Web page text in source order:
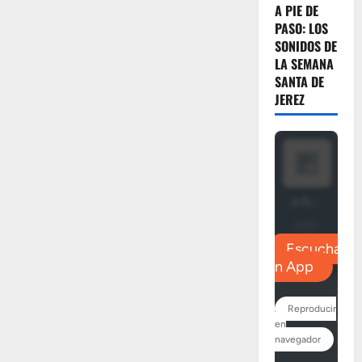
A PIE DE
PASO: LOS
SONIDOS DE
LA SEMANA
SANTA DE
JEREZ